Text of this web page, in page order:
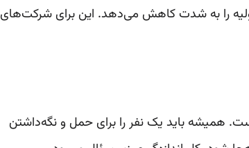
را به شدت کاهش می‌دهد. این برای شرکت‌های
همیشه باید یک نفر را برای حمل و نگه‌داشتن